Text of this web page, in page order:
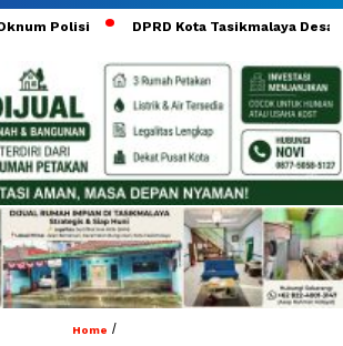
Polisi DPRD Kota Tasikmalaya Desak
Home /